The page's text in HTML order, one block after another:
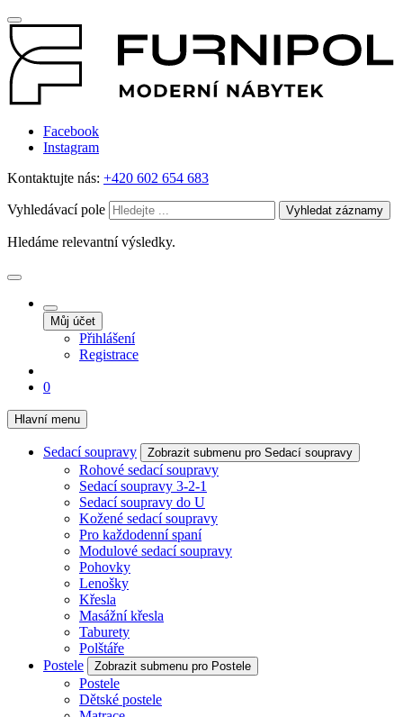
Facebook
Instagram
Kontaktujte nás: +420 602 654 683
Vyhledávací pole Vyhledat záznamy
Hledáme relevantní výsledky.
Můj účet
Přihlášení
Registrace
0
Hlavní menu
Sedací soupravy Zobrazit submenu pro Sedací soupravy
Rohové sedací soupravy
Sedací soupravy 3-2-1
Sedací soupravy do U
Kožené sedací soupravy
Pro každodenní spaní
Modulové sedací soupravy
Pohovky
Lenošky
Křesla
Masážní křesla
Taburety
Polštáře
Postele
Zobrazit submenu pro Postele
Postele
Dětské postele